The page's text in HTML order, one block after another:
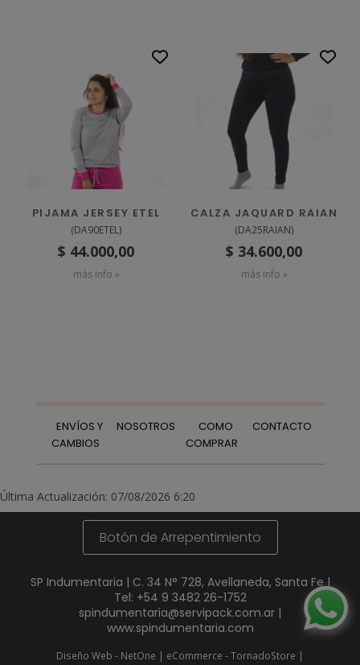
PIJAMA JERSEY ETEL
(DA90ETEL )
$ 44.000,00
más info »
CALZA JAQUARD RAIAN
(DA25RAIAN)
$ 34.600,00
más info »
ENVÍOS Y
CAMBIOS
NOSOTROS
COMO
COMPRAR
CONTACTO
Última Actualización: 07/08/2026 6:20
Botón de Arrepentimiento
SP Indumentaria | C. 34 N° 728, Avellaneda, Santa Fe |
Tel: +54 9 3482 26-1752
spindumentaria@servipack.com.ar |
www.spindumentaria.com
Diseño Web - NetOne | eCommerce - TornadoStore |